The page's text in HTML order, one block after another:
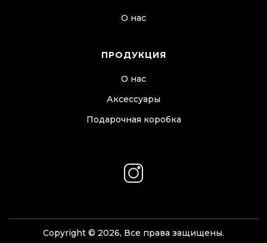
О нас
ПРОДУКЦИЯ
О нас
Аксессуары
Подарочная коробка
Copyright © 2026, Все права защищены.